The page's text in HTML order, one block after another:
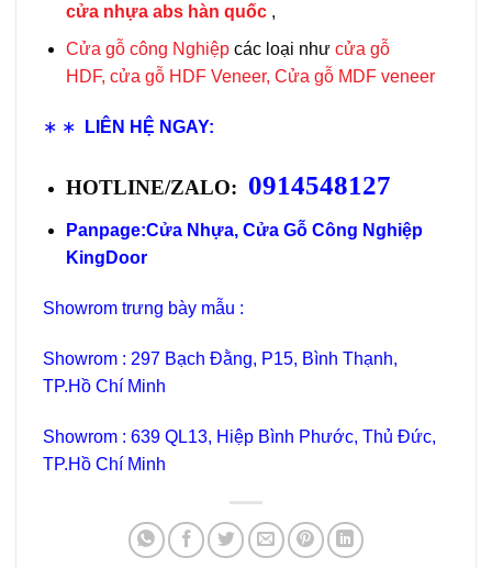
cửa nhựa abs hàn quốc,
Cửa gỗ công Nghiệp các loại như cửa gỗ
HDF, cửa gỗ HDF Veneer, Cửa gỗ MDF veneer
∗ ∗ LIÊN HỆ NGAY:
HOTLINE/ZALO: 0914548127
Panpage:Cửa Nhựa, Cửa Gỗ Công Nghiệp
KingDoor
Showrom trưng bày mẫu :
Showrom : 297 Bạch Đằng, P15, Bình Thạnh,
TP.Hồ Chí Minh
Showrom : 639 QL13, Hiệp Bình Phước, Thủ Đức,
TP.Hồ Chí Minh